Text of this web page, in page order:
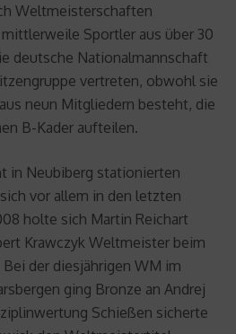
Weltmeisterschaften
Sportler aus über 30
deutsche Nationalmannschaft
vertreten, obwohl sie
neun Mitgliedern besteht, die
B-Kader aufteilen.
in Neubiberg stationierten
vor allem in den letzten
holte sich Martin Reichart
Krawczyk Weltmeister beim
der diesjährigen WM im
ging Bronze an Andrej
Schießen sicherte